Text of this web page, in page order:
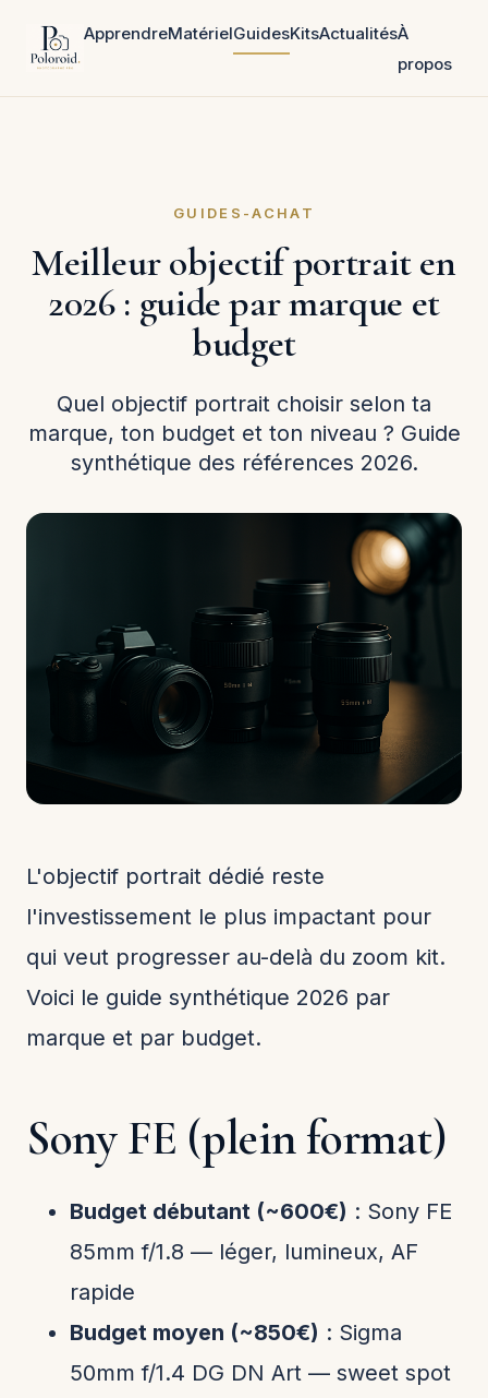
ApprendreMatérielGuidesKitsActualitésÀ
propos
GUIDES-ACHAT
Meilleur objectif portrait en
2026 : guide par marque et
budget
Quel objectif portrait choisir selon ta
marque, ton budget et ton niveau ? Guide
synthétique des références 2026.
L'objectif portrait dédié reste
l'investissement le plus impactant pour
qui veut progresser au-delà du zoom kit.
Voici le guide synthétique 2026 par
marque et par budget.
Sony FE (plein format)
Budget débutant (~600€) : Sony FE
85mm f/1.8 — léger, lumineux, AF
rapide
Budget moyen (~850€) : Sigma
50mm f/1.4 DG DN Art — sweet spot